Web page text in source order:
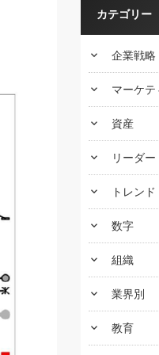
カテゴリー
keyboard_arrow_down 企業戦略
keyboard_arrow_down マーケテ
keyboard_arrow_down 資産
keyboard_arrow_down リーダー
keyboard_arrow_down トレンド
keyboard_arrow_down 数字
keyboard_arrow_down 組織
keyboard_arrow_down 業界別
keyboard_arrow_down 教育